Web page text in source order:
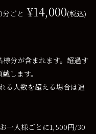
ごと ¥14,000(税込)
分が含まれます。超過す
します。
る人数を超える場合は追
一人様ごとに1,500円/30